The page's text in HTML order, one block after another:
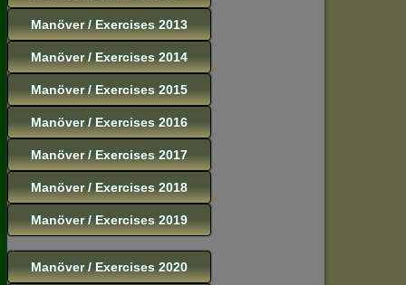
Manöver / Exercises 2013
Manöver / Exercises 2014
Manöver / Exercises 2015
Manöver / Exercises 2016
Manöver / Exercises 2017
Manöver / Exercises 2018
Manöver / Exercises 2019
Manöver / Exercises 2020